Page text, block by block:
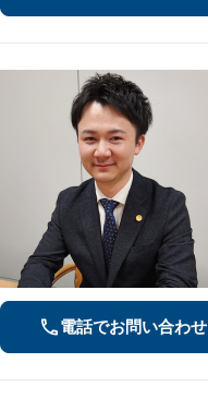
電話でお問い合わせ